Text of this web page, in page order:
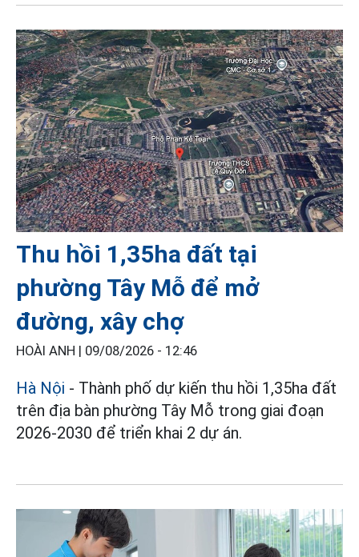
Thu hồi 1,35ha đất tại
phường Tây Mỗ để mở
đường, xây chợ
HOÀI ANH | 09/08/2026 - 12:46
Hà Nội - Thành phố dự kiến thu hồi 1,35ha đất
trên địa bàn phường Tây Mỗ trong giai đoạn
2026-2030 để triển khai 2 dự án.